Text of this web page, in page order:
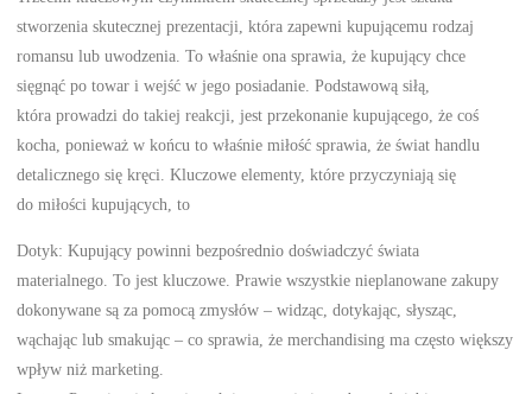
stworzenia skutecznej prezentacji, która zapewni kupującemu rodzaj
romansu lub uwodzenia. To właśnie ona sprawia, że kupujący chce
sięgnąć po towar i wejść w jego posiadanie. Podstawową siłą,
która prowadzi do takiej reakcji, jest przekonanie kupującego, że coś
kocha, ponieważ w końcu to właśnie miłość sprawia, że świat handlu
detalicznego się kręci. Kluczowe elementy, które przyczyniają się
do miłości kupujących, to
Dotyk: Kupujący powinni bezpośrednio doświadczyć świata
materialnego. To jest kluczowe. Prawie wszystkie nieplanowane zakupy
dokonywane są za pomocą zmysłów – widząc, dotykając, słysząc,
wąchając lub smakując – co sprawia, że merchandising ma często większy
wpływ niż marketing.